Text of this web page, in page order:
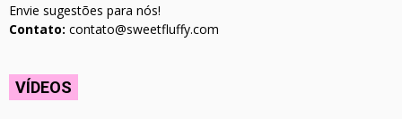
Envie sugestões para nós!
Contato: contato@sweetfluffy.com
VÍDEOS